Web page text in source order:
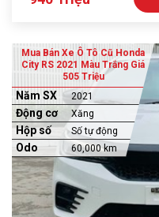
Mua Bán Xe Ô Tô Cũ Honda
City RS 2021 Màu Trắng Giá
505 Triệu
Năm SX 2021
Động cơ Xăng
Hộp số Số tự động
Odo 60,000 km